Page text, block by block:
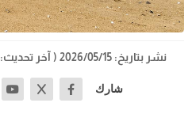
نشر بتاريخ: 2026/05/15 ( آخر تحديث: 2026/05/15 الساعة: 17:04 )
شارك